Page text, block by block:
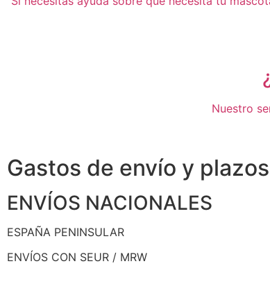
Nuestro
Gastos de envío y
ENVÍOS NACIONALES
ESPAÑA PENINSULAR
ENVÍOS CON SEUR / MRW